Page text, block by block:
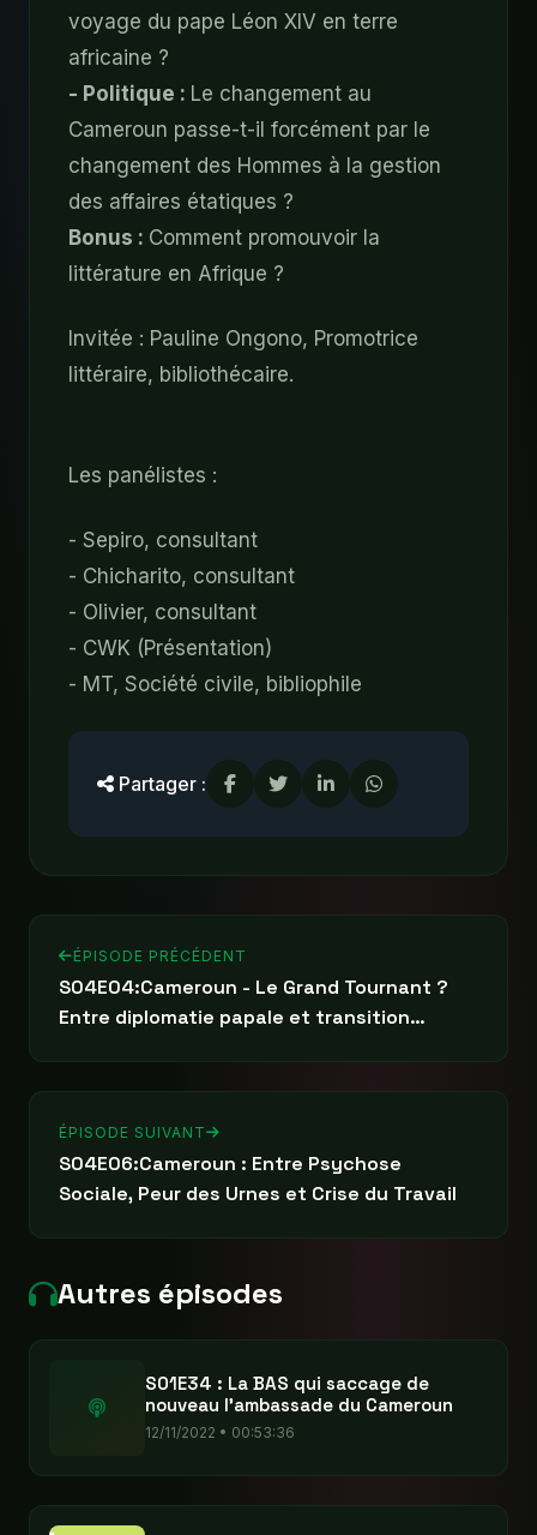
voyage du pape Léon XIV en terre
africaine ?
- Politique : Le changement au
Cameroun passe-t-il forcément par le
changement des Hommes à la gestion
des affaires étatiques ?
Bonus : Comment promouvoir la
littérature en Afrique ?
Invitée : Pauline Ongono, Promotrice
littéraire, bibliothécaire.
Les panélistes :
- Sepiro, consultant
- Chicharito, consultant
- Olivier, consultant
- CWK (Présentation)
- MT, Société civile, bibliophile
Partager :
ÉPISODE PRÉCÉDENT
S04E04:Cameroun - Le Grand Tournant ?
Entre diplomatie papale et transition
ÉPISODE SUIVANT
S04E06:Cameroun : Entre Psychose
Sociale, Peur des Urnes et Crise du Travail
Autres épisodes
S01E34 : La BAS qui saccage de
nouveau l'ambassade du Cameroun
12/11/2022 • 00:53:36